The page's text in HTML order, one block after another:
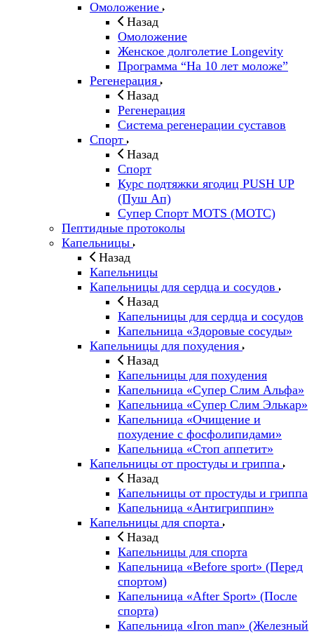
Омоложение
Назад
Омоложение
Женское долголетие Longevity
Программа “На 10 лет моложе”
Регенерация
Назад
Регенерация
Система регенерации суставов
Спорт
Назад
Спорт
Курс подтяжки ягодиц PUSH UP
(Пуш Ап)
Супер Спорт MOTS (МОТС)
Пептидные протоколы
Капельницы
Назад
Капельницы
Капельницы для сердца и сосудов
Назад
Капельницы для сердца и сосудов
Капельница «Здоровые сосуды»
Капельницы для похудения
Назад
Капельницы для похудения
Капельница «Супер Слим Альфа»
Капельница «Супер Слим Элькар»
Капельница «Очищение и
похудение с фосфолипидами»
Капельница «Стоп аппетит»
Капельницы от простуды и гриппа
Назад
Капельницы от простуды и гриппа
Капельница «Антигриппин»
Капельницы для спорта
Назад
Капельницы для спорта
Капельница «Before sport» (Перед
спортом)
Капельница «After Sport» (После
спорта)
Капельница «Iron man» (Железный